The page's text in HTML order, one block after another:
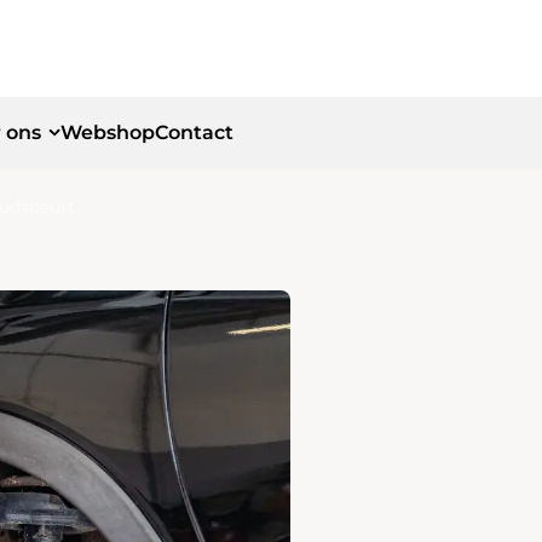
ons WebshopContact